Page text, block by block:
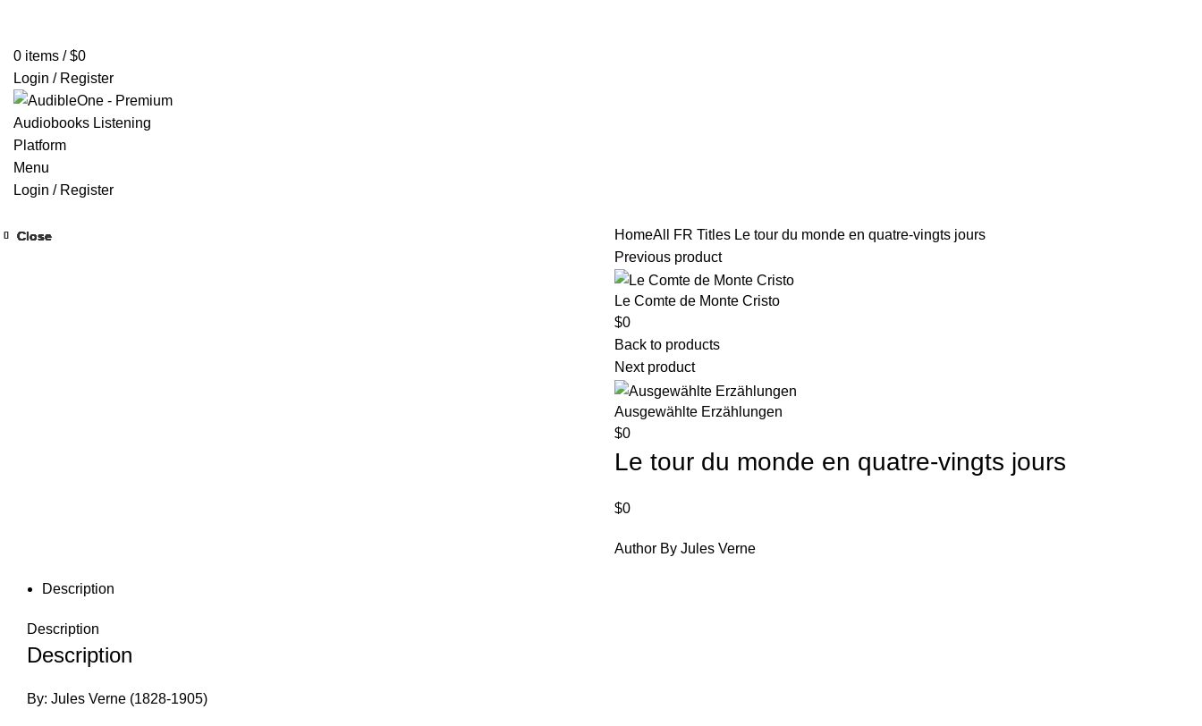
0 items / $0
Login / Register
Menu
Login / Register
HomeAll FR Titles Le tour du monde en quatre-vingts jours
Previous product
Le Comte de Monte Cristo
$0
Back to products
Next product
Ausgewählte Erzählungen
$0
Le tour du monde en quatre-vingts jours
$0
Author By Jules Verne
Description
Description
Description
By: Jules Verne (1828-1905)
Close
Close
Close
Close
Close
Close
Close
Close